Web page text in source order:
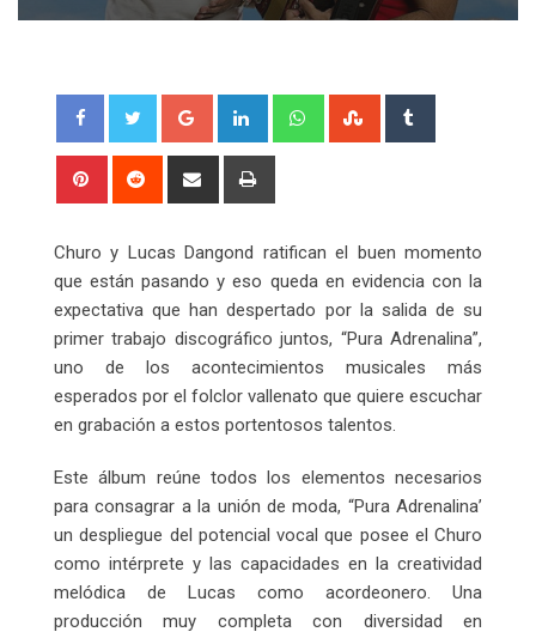
Google+ LinkedIn WhatsappStumbleUpon
Pinterest Reddit
Share
Churo y Lucas Dangond ratifican el buen momento
que están pasando y eso queda en evidencia con la
expectativa que han despertado por la salida de su
primer trabajo discográfico juntos, “Pura Adrenalina”,
uno de los acontecimientos musicales más
esperados por el folclor vallenato que quiere escuchar
en grabación a estos portentosos talentos.
Este álbum reúne todos los elementos necesarios
para consagrar a la unión de moda, “Pura Adrenalina’
un despliegue del potencial vocal que posee el Churo
como intérprete y las capacidades en la creatividad
melódica de Lucas como acordeonero. Una
producción muy completa con diversidad en